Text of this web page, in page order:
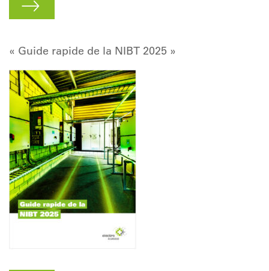
« Guide rapide de la NIBT 2025 »